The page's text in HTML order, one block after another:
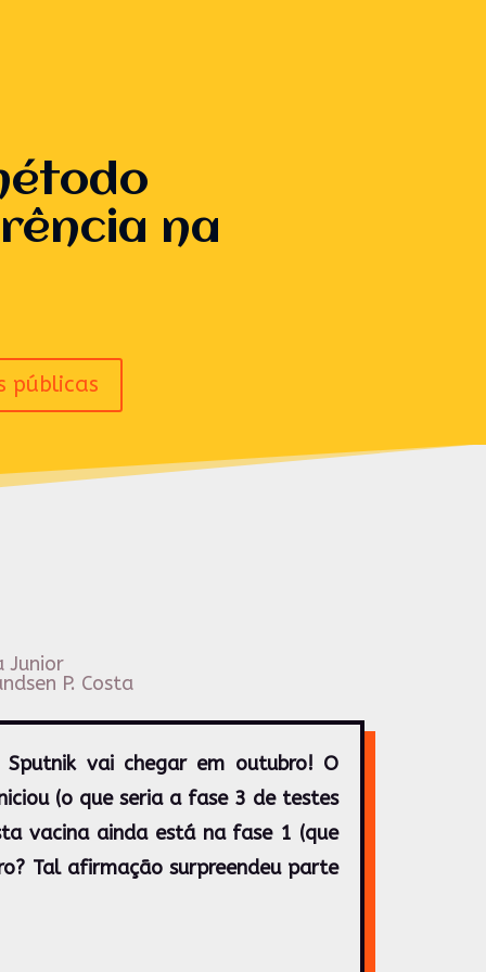
na
públicas
Junior
P. Costa
vai chegar em outubro! O
(o que seria a fase 3 de testes
vacina ainda está na fase 1 (que
Tal afirmação surpreendeu parte